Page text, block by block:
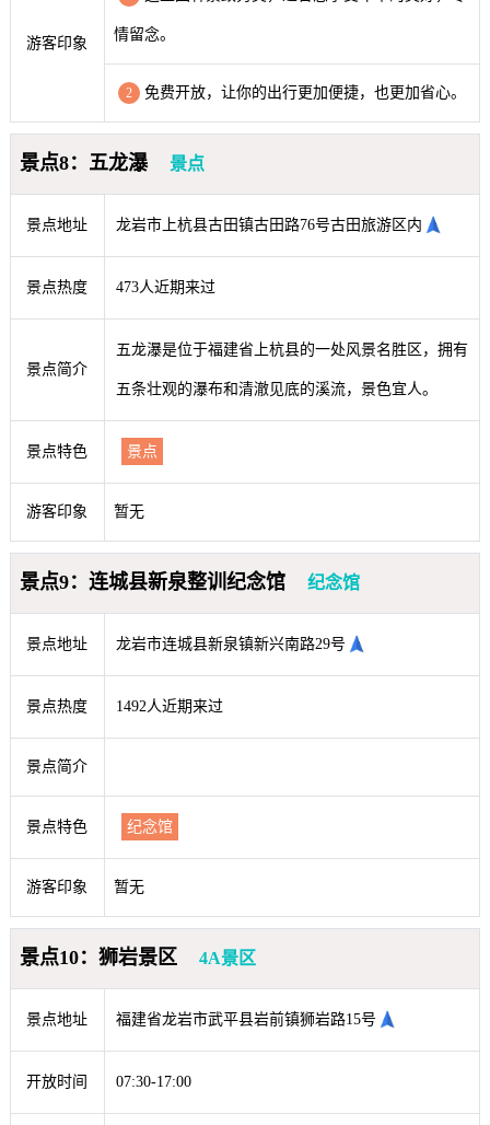
游客印象
情留念。
2 免费开放，让你的出行更加便捷，也更加省心。
景点8：五龙瀑 景点
景点地址 龙岩市上杭县古田镇古田路76号古田旅游区内
景点热度 473人近期来过
景点简介
五龙瀑是位于福建省上杭县的一处风景名胜区，拥有
五条壮观的瀑布和清澈见底的溪流，景色宜人。
景点特色 景点
游客印象 暂无
景点9：连城县新泉整训纪念馆 纪念馆
景点地址 龙岩市连城县新泉镇新兴南路29号
景点热度 1492人近期来过
景点简介
景点特色 纪念馆
游客印象 暂无
景点10：狮岩景区 4A景区
景点地址 福建省龙岩市武平县岩前镇狮岩路15号
开放时间 07:30-17:00